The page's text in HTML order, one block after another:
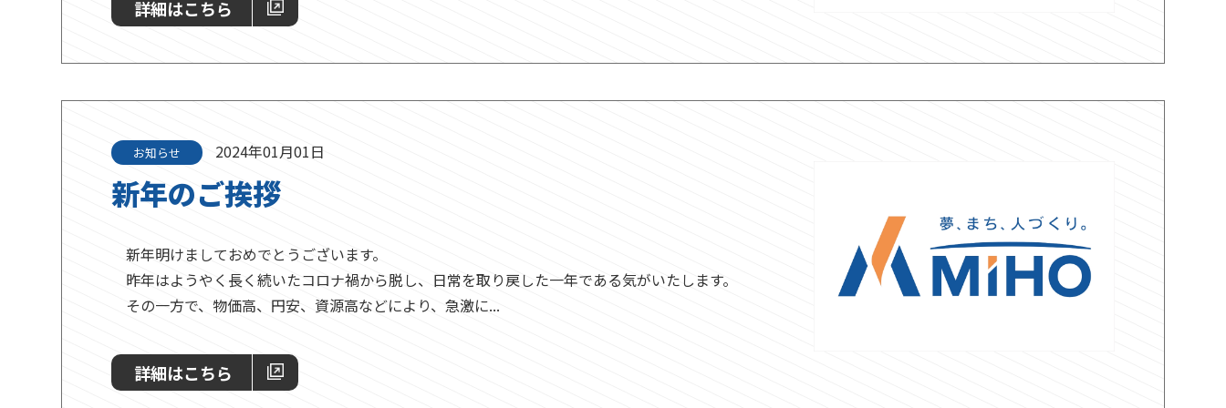
詳細はこちら
お知らせ 2024年01月01日
新年のご挨拶
新年明けましておめでとうございます。
昨年はようやく長く続いたコロナ禍から脱し、日常を取り戻した一年である気がいたします。
その一方で、物価高、円安、資源高などにより、急激に...
詳細はこちら